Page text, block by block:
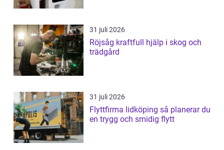
31 juli 2026
Röjsåg kraftfull hjälp i skog och
trädgård
31 juli 2026
Flyttfirma lidköping så planerar du
en trygg och smidig flytt